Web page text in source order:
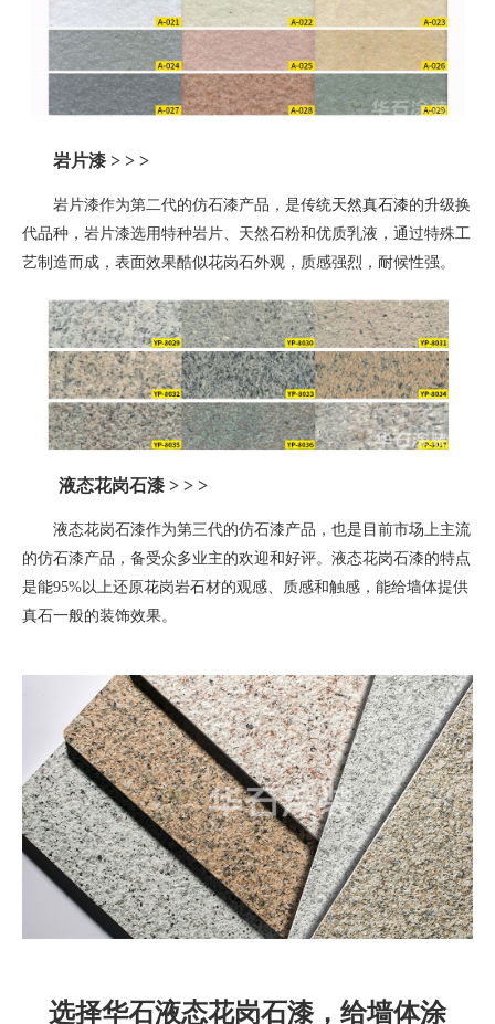
岩片漆 > > >
岩片漆作为第二代的仿石漆产品，是传统天然真石漆的升级换
代品种 ， 岩片漆选用特种岩片、天然石粉和优质乳液，通过特殊工
艺制造而成，表面效果酷似花岗石外观，质感强烈，耐候性强。
液态花岗石漆 > > >
液态花岗石漆作为第三代的仿石漆产品，也是目前市场上主流
的仿石漆产品，备受众多业主的欢迎和好评。液态花岗石漆的特点
是能95%以上还原花岗岩石材的观感、质感和触感，能给墙体提供
真石一般的装饰效果。
选择华石液态花岗石漆，给墙体涂